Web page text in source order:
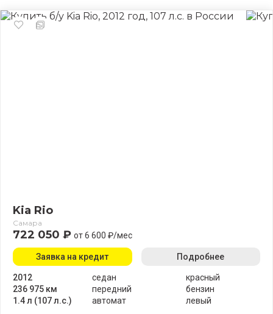
Kia Rio
Самара
722 050 ₽ от 6 600 ₽/мес
2012
236 975 км
1.4 л (107 л.с.)
седан
передний
автомат
красный
бензин
левый
Заявка на кредит Подробнее